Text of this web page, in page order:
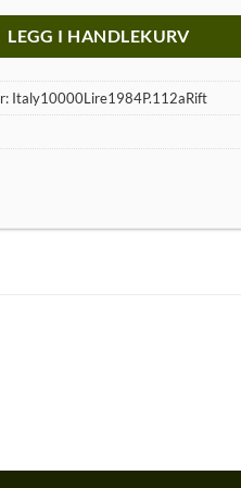
LEGG I HANDLEKURV
Italy10000Lire1984P.112aRift